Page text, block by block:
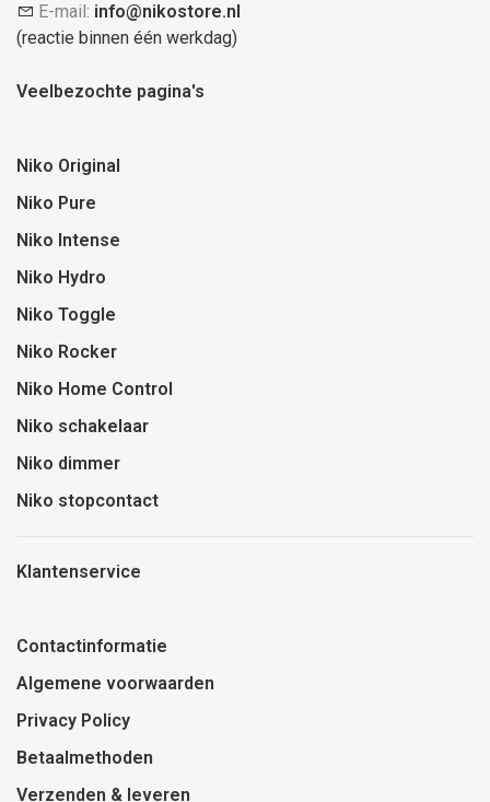
E-mail: info@nikostore.nl
(reactie binnen één werkdag)
Veelbezochte pagina's
Niko Original
Niko Pure
Niko Intense
Niko Hydro
Niko Toggle
Niko Rocker
Niko Home Control
Niko schakelaar
Niko dimmer
Niko stopcontact
Klantenservice
Contactinformatie
Algemene voorwaarden
Privacy Policy
Betaalmethoden
Verzenden & leveren